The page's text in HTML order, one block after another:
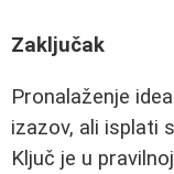
Zaključak
Pronalaženje
izazov, ali isplati
Ključ je u